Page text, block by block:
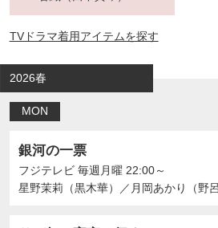
TVドラマ着用アイテムを探す
2026春
MON
銀河の一票
フジテレビ 毎週月曜 22:00～
星野茉莉（黒木華）
／ 月岡あかり（野